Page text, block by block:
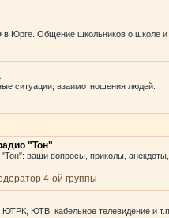
в Юрге. Общение школьников о школе и
ситуации, взаимотношения людей:
"Тон"
ваши вопросы, приколы, анекдоты,
4-ой группы
ЮТРК, ЮТВ, кабельное телевидение и